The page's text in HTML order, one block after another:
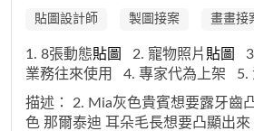
貼圖設計師 製圖接案 畫畫接
1. 8張動態貼圖 2. 寵物照片 貼圖
業務往來使用
4. 專家代為上架
5.
描述： 2. Mia灰色貴賓想要露牙齒
色 那爾泰迪 耳朵毛長想要凸顯出來